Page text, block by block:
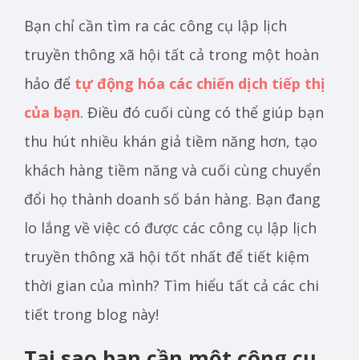
Bạn chỉ cần tìm ra các công cụ lập lịch
truyền thông xã hội tất cả trong một hoàn
hảo để tự động hóa các chiến dịch tiếp thị
của bạn. Điều đó cuối cùng có thể giúp bạn
thu hút nhiều khán giả tiềm năng hơn, tạo
khách hàng tiềm năng và cuối cùng chuyển
đổi họ thành doanh số bán hàng. Bạn đang
lo lắng về việc có được các công cụ lập lịch
truyền thông xã hội tốt nhất để tiết kiệm
thời gian của mình? Tìm hiểu tất cả các chi
tiết trong blog này!